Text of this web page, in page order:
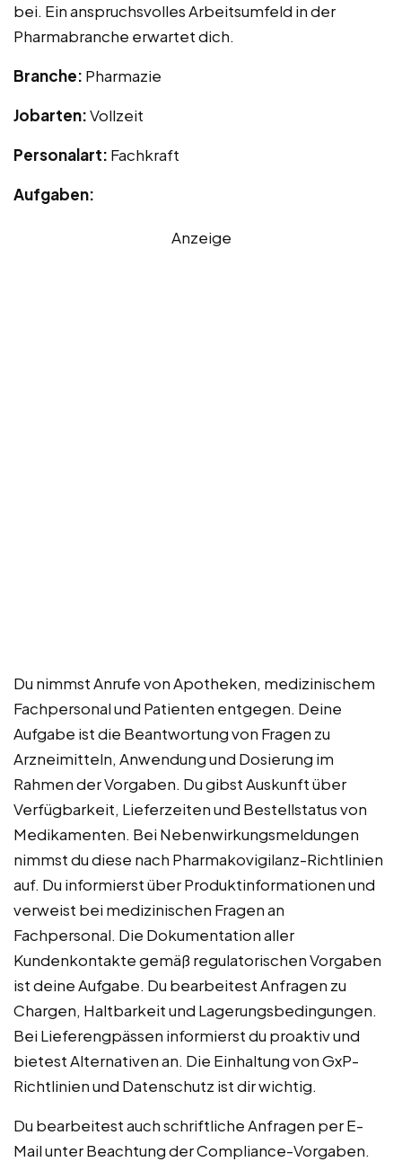
bei. Ein anspruchsvolles Arbeitsumfeld in der
Pharmabranche erwartet dich.
Branche: Pharmazie
Jobarten:Vollzeit
Personalart: Fachkraft
Aufgaben:
Anzeige
Du nimmst Anrufe von Apotheken, medizinischem
Fachpersonal und Patienten entgegen. Deine
Aufgabe ist die Beantwortung von Fragen zu
Arzneimitteln, Anwendung und Dosierung im
Rahmen der Vorgaben. Du gibst Auskunft über
Verfügbarkeit, Lieferzeiten und Bestellstatus von
Medikamenten. Bei Nebenwirkungsmeldungen
nimmst du diese nach Pharmakovigilanz-Richtlinien
auf. Du informierst über Produktinformationen und
verweist bei medizinischen Fragen an
Fachpersonal. Die Dokumentation aller
Kundenkontakte gemäß regulatorischen Vorgaben
ist deine Aufgabe. Du bearbeitest Anfragen zu
Chargen, Haltbarkeit und Lagerungsbedingungen.
Bei Lieferengpässen informierst du proaktiv und
bietest Alternativen an. Die Einhaltung von GxP-
Richtlinien und Datenschutz ist dir wichtig.
Du bearbeitest auch schriftliche Anfragen per E-
Mail unter Beachtung der Compliance-Vorgaben.